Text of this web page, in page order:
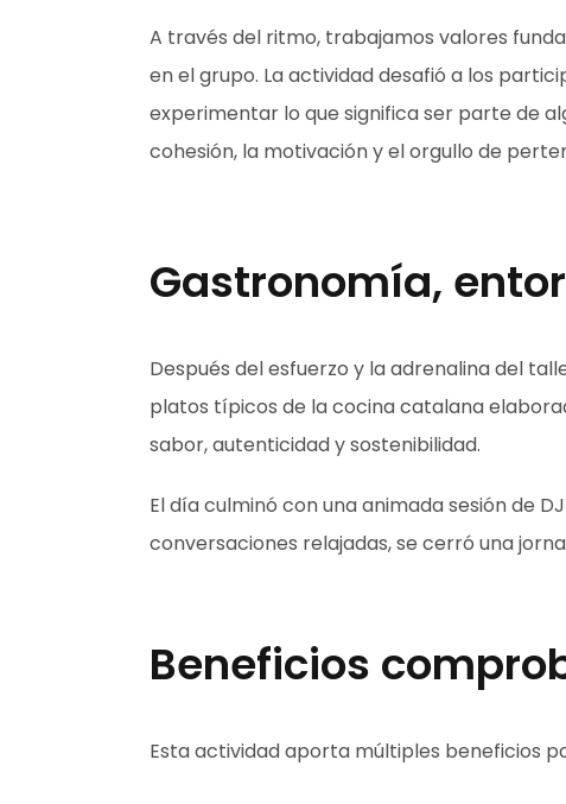
A través del ritmo, trabajamos valores
en el grupo. La actividad desafió a los
experimentar lo que significa ser parte de
cohesión, la motivación y el orgullo de
Gastronomía,
Después del esfuerzo y la adrenalina del
platos típicos de la cocina catalana
sabor, autenticidad y sostenibilidad.
El día culminó con una animada sesión de
conversaciones relajadas, se cerró una
Beneficios
Esta actividad aporta múltiples beneficios